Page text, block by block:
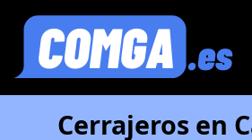
Cerrajeros en